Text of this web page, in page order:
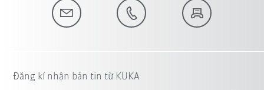
Đăng kí nhận bản tin từ KUKA